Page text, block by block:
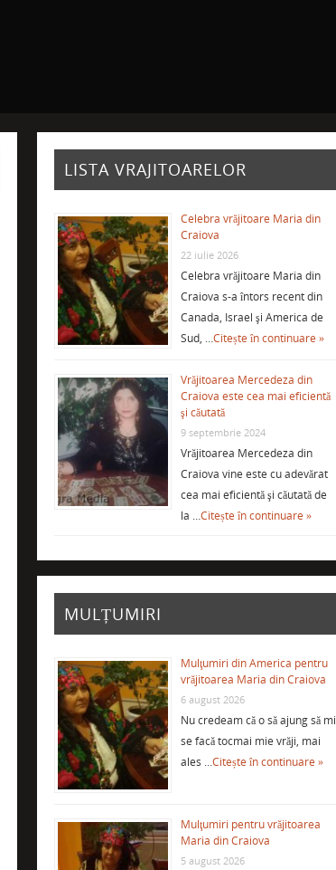
LISTA VRAJITOARELOR
Celebra vrăjitoare Maria din
Craiova
22 iulie 2026
Celebra vrăjitoare Maria din
Craiova s-a întors recent din
Canada, Israel şi America de
Sud, …Citește în continuare »
Vrăjitoarea Mercedeza din
Craiova este cea mai eficientă
şi căutată
9 septembrie 2024
Vrăjitoarea Mercedeza din
Craiova vine este cu adevărat
cea mai eficientă şi căutată de
la …Citește în continuare »
MULȚUMIRI
Mulţumiri din America pentru
vrăjitoarea Maria din Craiova
6 august 2026
Nu credeam că o să ajung să mi
se facă tocmai mie vrăji, mai
ales …Citește în continuare »
Mulţumiri pentru vrăjitoarea
Maria din Craiova
5 august 2026